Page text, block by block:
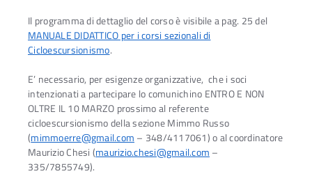
Il programma di dettaglio del corso è visibile a pag. 25 del
MANUALE DIDATTICO per i corsi sezionali di
Cicloescursionismo.
E’ necessario, per esigenze organizzative, che i soci
intenzionati a partecipare lo comunichino ENTRO E NON
OLTRE IL 10 MARZO prossimo al referente
cicloescursionismo della sezione Mimmo Russo
(mimmoerre@gmail.com – 348/4117061) o al coordinatore
Maurizio Chesi (maurizio.chesi@gmail.com –
335/7855749).